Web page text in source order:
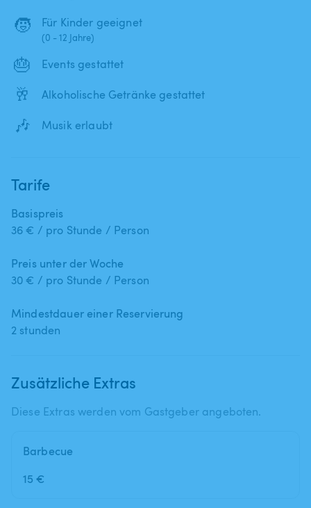
🧒 Für Kinder geeignet
(0 - 12 Jahre)
🎂 Events gestattet
🥂 Alkoholische Getränke gestattet
🎶 Musik erlaubt
Tarife
Basispreis
36 € / pro Stunde / Person
Preis unter der Woche
30 € / pro Stunde / Person
Mindestdauer einer Reservierung
2 stunden
Zusätzliche Extras
Diese Extras werden vom Gastgeber angeboten.
Barbecue
15 €